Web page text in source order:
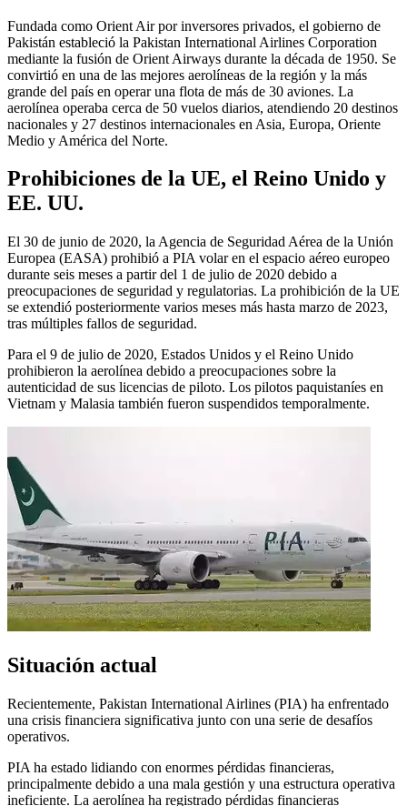
Fundada como Orient Air por inversores privados, el gobierno de
Pakistán estableció la Pakistan International Airlines Corporation
mediante la fusión de Orient Airways durante la década de 1950. Se
convirtió en una de las mejores aerolíneas de la región y la más
grande del país en operar una flota de más de 30 aviones. La
aerolínea operaba cerca de 50 vuelos diarios, atendiendo 20 destinos
nacionales y 27 destinos internacionales en Asia, Europa, Oriente
Medio y América del Norte.
Prohibiciones de la UE, el Reino Unido y
EE. UU.
El 30 de junio de 2020, la Agencia de Seguridad Aérea de la Unión
Europea (EASA) prohibió a PIA volar en el espacio aéreo europeo
durante seis meses a partir del 1 de julio de 2020 debido a
preocupaciones de seguridad y regulatorias. La prohibición de la UE
se extendió posteriormente varios meses más hasta marzo de 2023,
tras múltiples fallos de seguridad.
Para el 9 de julio de 2020, Estados Unidos y el Reino Unido
prohibieron la aerolínea debido a preocupaciones sobre la
autenticidad de sus licencias de piloto. Los pilotos paquistaníes en
Vietnam y Malasia también fueron suspendidos temporalmente.
Situación actual
Recientemente, Pakistan International Airlines (PIA) ha enfrentado
una crisis financiera significativa junto con una serie de desafíos
operativos.
PIA ha estado lidiando con enormes pérdidas financieras,
principalmente debido a una mala gestión y una estructura operativa
ineficiente. La aerolínea ha registrado pérdidas financieras